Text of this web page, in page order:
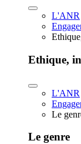
L'ANR
Ethique,
L'ANR
Le
Le genre